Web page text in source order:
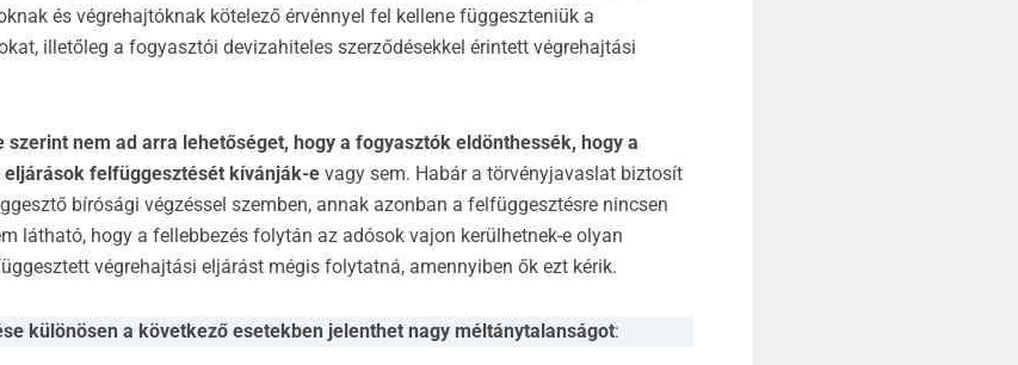
és végrehajtóknak kötelező érvénnyel fel kellene függeszteniük a
illetőleg a fogyasztói devizahiteles szerződésekkel érintett végrehajtási
nem ad arra lehetőséget, hogy a fogyasztók eldönthessék, hogy a
felfüggesztését kívánják-e vagy sem. Habár a törvényjavaslat biztosít
bírósági végzéssel szemben, annak azonban a felfüggesztésre nincsen
látható, hogy a fellebbezés folytán az adósok vajon kerülhetnek-e olyan
végrehajtási eljárást mégis folytatná, amennyiben ők ezt kérik.
különösen a következő esetekben jelenthet nagy méltánytalanságot: